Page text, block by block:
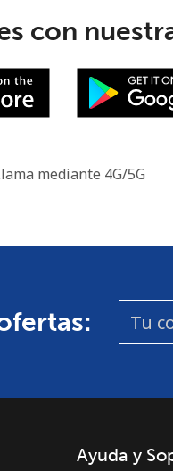
con
mediante 4G/5G
Ayuda y